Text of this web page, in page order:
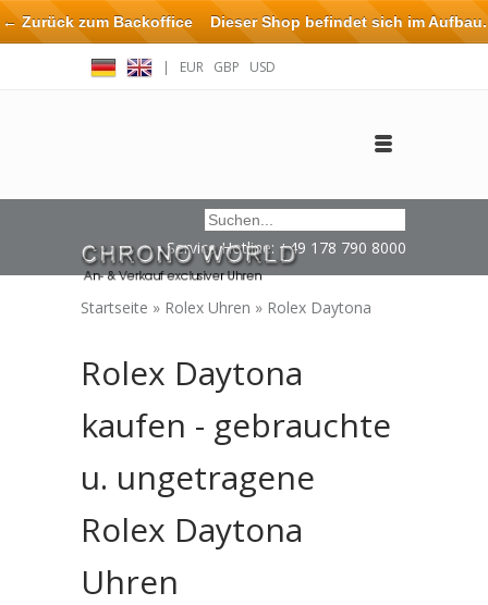
| EUR GBP USD
Service Hotline: +49 178 790 8000
Startseite » Rolex Uhren » Rolex Daytona
Rolex Daytona
kaufen - gebrauchte
u. ungetragene
Rolex Daytona
Uhren
← Zurück zum BackofficeDieser Shop befindet sich im Aufbau.
Eventuell können nicht alle Bestellungen eingehalten oder erfüllt